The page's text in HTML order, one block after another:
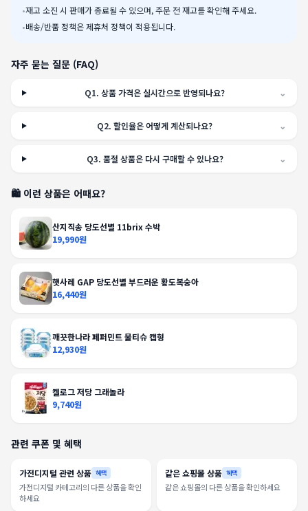
•재고 소진 시 판매가 종료될 수 있으며, 주문 전 재고를 확인해 주세요.
•배송/반품 정책은 제휴처 정책이 적용됩니다.
자주 묻는 질문 (FAQ)
Q1.상품 가격은 실시간으로 반영되나요? ⌄
Q2.할인율은 어떻게 계산되나요? ⌄
Q3. 품절 상품은 다시 구매할 수 있나요? ⌄
🛍️ 이런 상품은 어때요?
산지직송 당도선별 11brix 수박
19,990원
햇사레 GAP 당도선별 부드러운 황도복숭아
16,440원
깨끗한나라 페퍼민트 물티슈 캡형
12,930원
켈로그 저당 그래놀라
9,740원
관련 쿠폰 및 혜택
가전디지털 관련 상품 혜택
가전디지털 카테고리의 다른 상품을 확인
하세요
같은 쇼핑몰 상품 혜택
같은 쇼핑몰의 다른 상품을 확인하세요